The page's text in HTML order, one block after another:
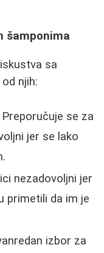
šamponima
sa
njih:
Preporučuje se za
jer se lako
nezadovoljni jer
primetili da im je
izbor za